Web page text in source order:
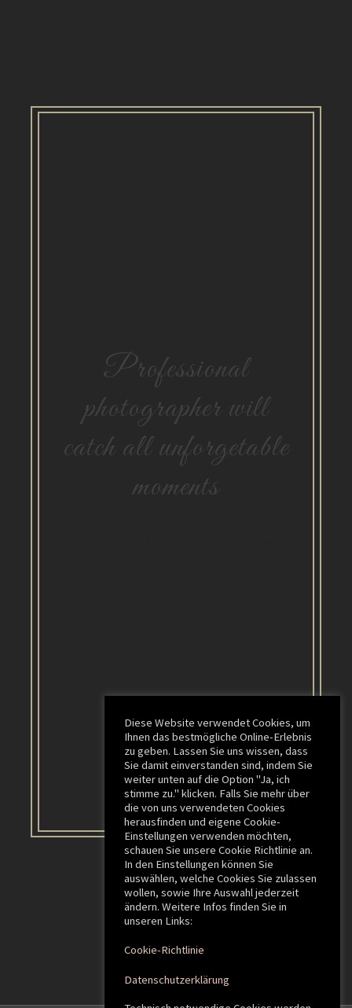
Professional
photographer will
catch all unforgetable
moments
Diese Website verwendet Cookies, um
Ihnen das bestmögliche Online-Erlebnis
zu geben. Lassen Sie uns wissen, dass
Sie damit einverstanden sind, indem Sie
weiter unten auf die Option "Ja, ich
stimme zu." klicken. Falls Sie mehr über
die von uns verwendeten Cookies
herausfinden und eigene Cookie-
Einstellungen verwenden möchten,
schauen Sie unsere Cookie Richtlinie an.
In den Einstellungen können Sie
auswählen, welche Cookies Sie zulassen
wollen, sowie Ihre Auswahl jederzeit
ändern. Weitere Infos finden Sie in
unseren Links:
Cookie-Richtlinie
Datenschutzerklärung